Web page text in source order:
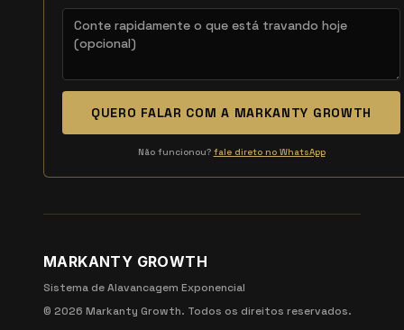
QUERO FALAR COM A MARKANTY GROWTH
Não funcionou? fale direto no WhatsApp
MARKANTY GROWTH
Sistema de Alavancagem Exponencial
© 2026 Markanty Growth. Todos os direitos reservados.